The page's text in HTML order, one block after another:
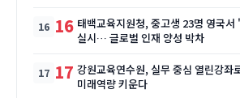
16 태백교육지원청, 중고생 23명 영국
실시… 글로벌 인재 양성 박차
17 강원교육연수원, 실무 중심 열린강좌
미래역량 키운다